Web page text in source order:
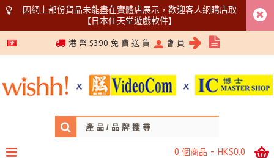
因網上部份貨品未能盡在實體店展示，歡迎客人網購店取
【日本任天堂遊戲軟件】
5366 1340
港 幣 $390 免 費 送 貨 會 員
0 個商品 - HK$0.0